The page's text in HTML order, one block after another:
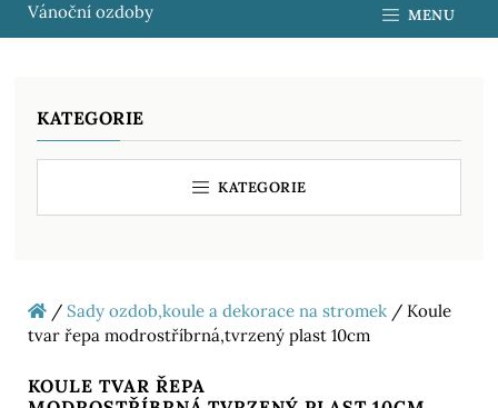
Vánoční ozdoby MENU
KATEGORIE
KATEGORIE
/ Sady ozdob,koule a dekorace na stromek / Koule
tvar řepa modrostříbrná,tvrzený plast 10cm
KOULE TVAR ŘEPA